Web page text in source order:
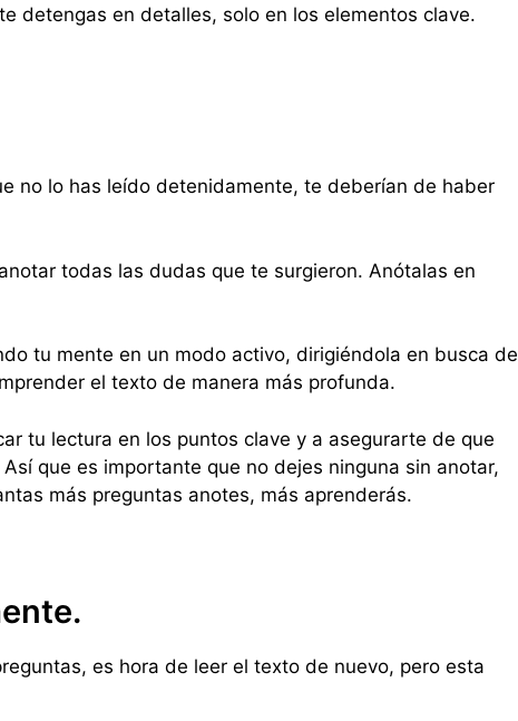
detengas en detalles, solo en los elementos clave.
no lo has leído detenidamente, te deberían de haber
todas las dudas que te surgieron. Anótalas en
tu mente en un modo activo, dirigiéndola en busca de
el texto de manera más profunda.
tu lectura en los puntos clave y a asegurarte de que
que es importante que no dejes ninguna sin anotar,
más preguntas anotes, más aprenderás.
es hora de leer el texto de nuevo, pero esta